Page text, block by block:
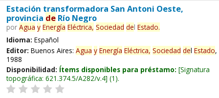
Estación transformadora San Antoni Oeste,
provincia deRío Negro
por Agua y Energía Eléctrica, Sociedad del Estado.
Idioma: Español
Editor: Buenos Aires: Agua y Energía Eléctrica, Sociedad del Estado,
1988
Disponibilidad: Ítems disponibles para préstamo: Signatura
topográfica: 621.374.5/A282/v.4 (1).